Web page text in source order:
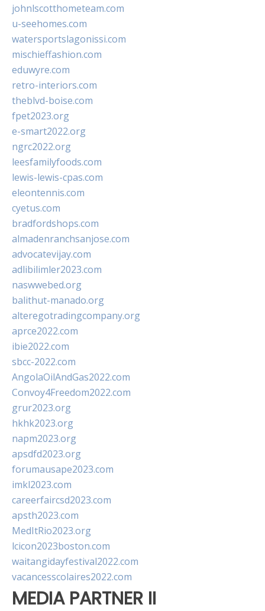
johnlscotthometeam.com
u-seehomes.com
watersportslagonissi.com
mischieffashion.com
eduwyre.com
retro-interiors.com
theblvd-boise.com
fpet2023.org
e-smart2022.org
ngrc2022.org
leesfamilyfoods.com
lewis-lewis-cpas.com
eleontennis.com
cyetus.com
bradfordshops.com
almadenranchsanjose.com
advocatevijay.com
adlibilimler2023.com
naswwebed.org
balithut-manado.org
alteregotradingcompany.org
aprce2022.com
ibie2022.com
sbcc-2022.com
AngolaOilAndGas2022.com
Convoy4Freedom2022.com
grur2023.org
hkhk2023.org
napm2023.org
apsdfd2023.org
forumausape2023.com
imkl2023.com
careerfaircsd2023.com
apsth2023.com
MedItRio2023.org
lcicon2023boston.com
waitangidayfestival2022.com
vacancesscolaires2022.com
MEDIA PARTNER II